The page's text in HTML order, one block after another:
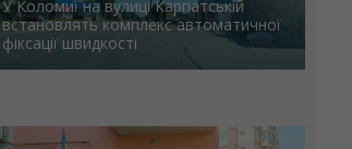
У Коломиї на вулиці Карпатській
встановлять комплекс автоматичної
фіксації швидкості